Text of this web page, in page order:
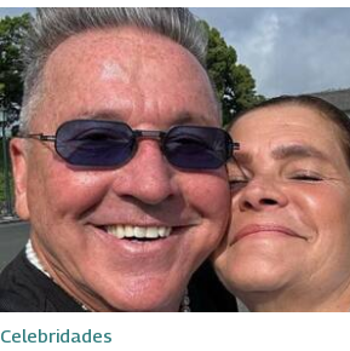
Celebridades